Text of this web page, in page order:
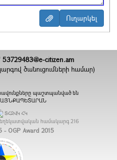
53729483@e-citizen.am
ծանուցումների համար)
պաշտպանված են
ՏՀԶՎԿ ՀԿ
համակարգ 216
OGP Award 2015